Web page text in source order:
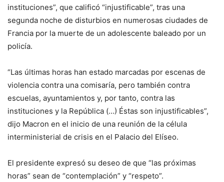
instituciones”, que calificó “injustificable”, tras una
segunda noche de disturbios en numerosas ciudades de
Francia por la muerte de un adolescente baleado por un
policía.
“Las últimas horas han estado marcadas por escenas de
violencia contra una comisaría, pero también contra
escuelas, ayuntamientos y, por tanto, contra las
instituciones y la República (…) Éstas son injustificables”,
dijo Macron en el inicio de una reunión de la célula
interministerial de crisis en el Palacio del Elíseo.
El presidente expresó su deseo de que “las próximas
horas” sean de “contemplación” y “respeto”.